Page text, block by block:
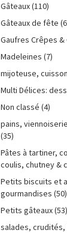
Gâteaux(110)
Gâteaux de fête
Gaufres Crêpes &
Madeleines (7)
mijoteuse,
Multi Délices:
Non classé (4)
pains,
(35)
Pâtes à tartiner,
coulis, chutney &
Petits biscuits et
gourmandises (50)
Petits gâteaux(53)
salades, crudités,